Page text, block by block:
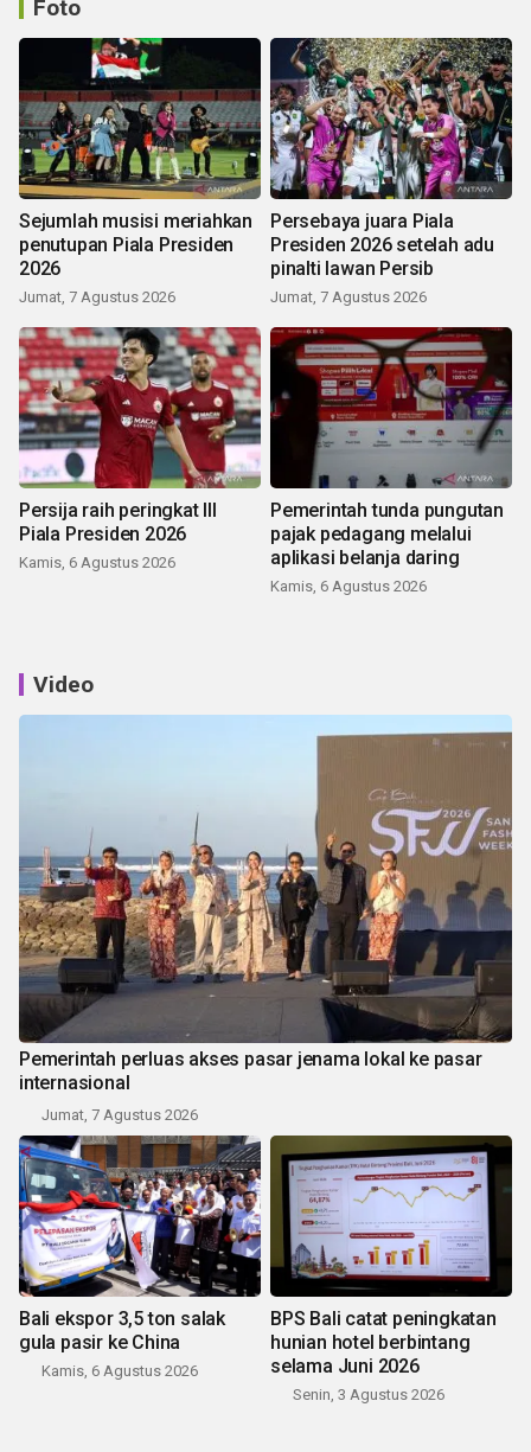
Foto
Sejumlah musisi meriahkan
penutupan Piala Presiden
2026
Jumat, 7 Agustus 2026
Persebaya juara Piala
Presiden 2026 setelah adu
pinalti lawan Persib
Jumat, 7 Agustus 2026
Persija raih peringkat III
Piala Presiden 2026
Kamis, 6 Agustus 2026
Pemerintah tunda pungutan
pajak pedagang melalui
aplikasi belanja daring
Kamis, 6 Agustus 2026
Video
Pemerintah perluas akses pasar jenama lokal ke pasar
internasional
Jumat, 7 Agustus 2026
Bali ekspor 3,5 ton salak
gula pasir ke China
Kamis, 6 Agustus 2026
BPS Bali catat peningkatan
hunian hotel berbintang
selama Juni 2026
Senin, 3 Agustus 2026